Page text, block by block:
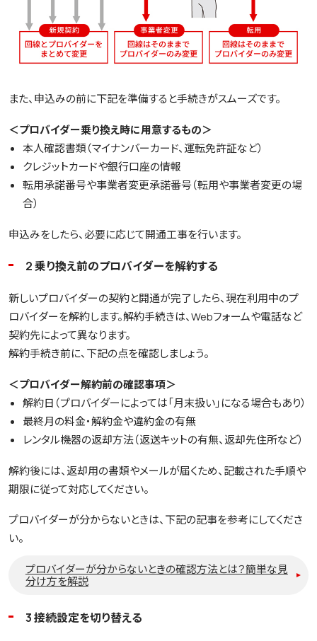
また、申込みの前に下記を準備すると手続きがスムーズです。
＜プロバイダー乗り換え時に用意するもの＞
本人確認書類（マイナンバーカード、運転免許証など）
クレジットカードや銀行口座の情報
転用承諾番号や事業者変更承諾番号（転用や事業者変更の場
合）
申込みをしたら、必要に応じて開通工事を行います。
2 乗り換え前のプロバイダーを解約する
新しいプロバイダーの契約と開通が完了したら、現在利用中のプ
ロバイダーを解約します。解約手続きは、Webフォームや電話など
契約先によって異なります。
解約手続き前に、下記の点を確認しましょう。
＜プロバイダー解約前の確認事項＞
解約日（プロバイダーによっては「月末扱い」になる場合もあり）
最終月の料金・解約金や違約金の有無
レンタル機器の返却方法（返送キットの有無、返却先住所など）
解約後には、返却用の書類やメールが届くため、記載された手順や
期限に従って対応してください。
プロバイダーが分からないときは、下記の記事を参考にしてくださ
い。
プロバイダーが分からないときの確認方法とは？簡単な見
分け方を解説
3 接続設定を切り替える